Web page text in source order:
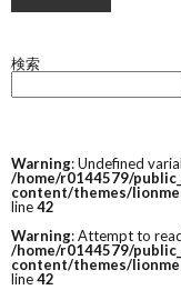
検索
Warning: Undefined
/home/r0144579/
content/themes/
line42
Warning: Attempt to
/home/r0144579/
content/themes/
line42